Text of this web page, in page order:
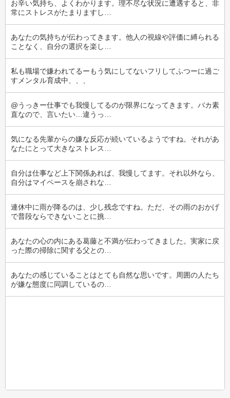
お辛い気持ち、よくわかります。理不尽な状況に遭遇すると、非
常にストレスがたまりますし…
あなたの気持ちが伝わってきます。他人の視線や評価に縛られる
ことなく、自分の選択を楽し…
私も職場で嫌われてるーもう気にしてないフリしてふつーに過ご
すメンタル育成中、、、
@うっきー仕事でも我慢してるのが限界になってきます。バカ素
直なので、言いたい…違うっ…
気になる先輩からの嫌な反応が続いているようですね。それがあ
なたにとって大きなストレス…
自分は仕事など上下関係あれば、我慢してます。それ以外なら、
自分はマイペースを崩されな…
連休中に雨が降るのは、少し残念ですね。ただ、その雨のおかげ
で普段ならできないことに挑…
あなたの心の内にある葛藤と不満が伝わってきました。実家に戻
った際の掃除に関する父との…
あなたの感じていることはとても自然な思いです。周囲の人たち
が嫌な態度に同調しているの…